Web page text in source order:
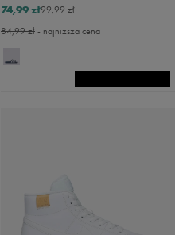
99,99 zł
74,99 zł
84,99 zł- najniższa cena